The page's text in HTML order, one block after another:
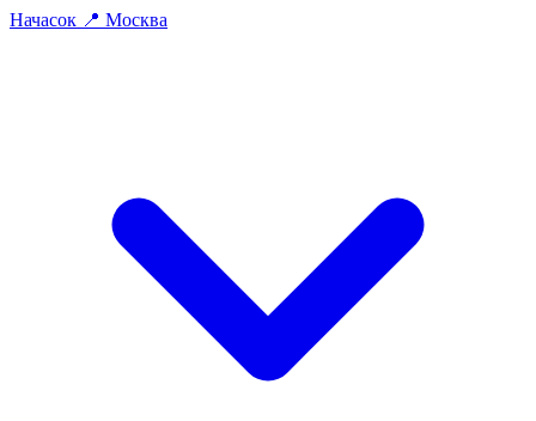
Начасок 📍 Москва